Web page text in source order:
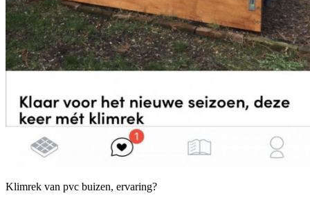
Klimrek van pvc buizen, ervaring?